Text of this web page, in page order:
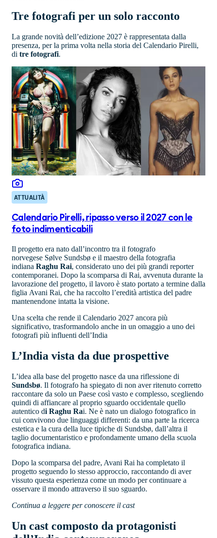
Tre fotografi per un solo racconto
La grande novità dell’edizione 2027 è rappresentata dalla
presenza, per la prima volta nella storia del Calendario Pirelli,
di tre fotografi.
ATTUALITÀ
Calendario Pirelli, ripasso verso il 2027 con le
foto indimenticabili
Il progetto era nato dall’incontro tra il fotografo
norvegese Sølve Sundsbø e il maestro della fotografia
indiana Raghu Rai, considerato uno dei più grandi reporter
contemporanei. Dopo la scomparsa di Rai, avvenuta durante la
lavorazione del progetto, il lavoro è stato portato a termine dalla
figlia Avani Rai, che ha raccolto l’eredità artistica del padre
mantenendone intatta la visione.
Una scelta che rende il Calendario 2027 ancora più
significativo, trasformandolo anche in un omaggio a uno dei
fotografi più influenti dell’India
L’India vista da due prospettive
L’idea alla base del progetto nasce da una riflessione di
Sundsbø. Il fotografo ha spiegato di non aver ritenuto corretto
raccontare da solo un Paese così vasto e complesso, scegliendo
quindi di affiancare al proprio sguardo occidentale quello
autentico di Raghu Rai. Ne è nato un dialogo fotografico in
cui convivono due linguaggi differenti: da una parte la ricerca
estetica e la cura della luce tipiche di Sundsbø, dall’altra il
taglio documentaristico e profondamente umano della scuola
fotografica indiana.
Dopo la scomparsa del padre, Avani Rai ha completato il
progetto seguendo lo stesso approccio, raccontando di aver
vissuto questa esperienza come un modo per continuare a
osservare il mondo attraverso il suo sguardo.
Continua a leggere per conoscere il cast
Un cast composto da protagonisti